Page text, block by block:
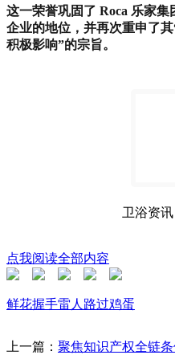
这一荣誉巩固了 Roca 乐家
企业的地位，并再次重申了
积极影响”的宗旨。
卫浴资
点我阅读全部内容
鲜花握手雷人 路过鸡蛋
上一篇： 聚焦知识产权全链